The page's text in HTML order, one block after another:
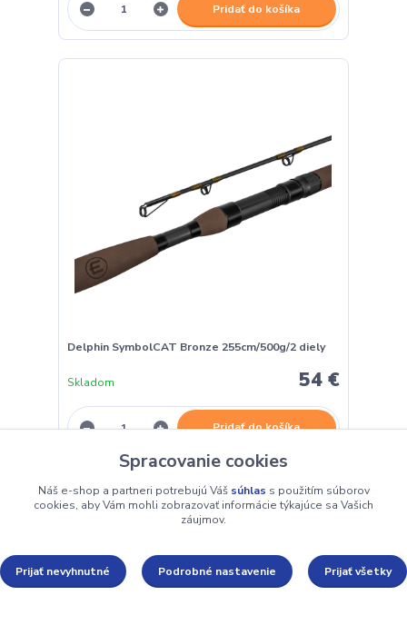
Pridať do košíka
Delphin SymbolCAT Bronze 255cm/500g/2 diely
54 €
Skladom
Pridať do košíka
Spracovanie cookies
Náš e-shop a partneri potrebujú Váš súhlas s použitím súborov
cookies, aby Vám mohli zobrazovať informácie týkajúce sa Vašich
záujmov.
Prijať nevyhnutné Podrobné nastavenie Prijať všetky